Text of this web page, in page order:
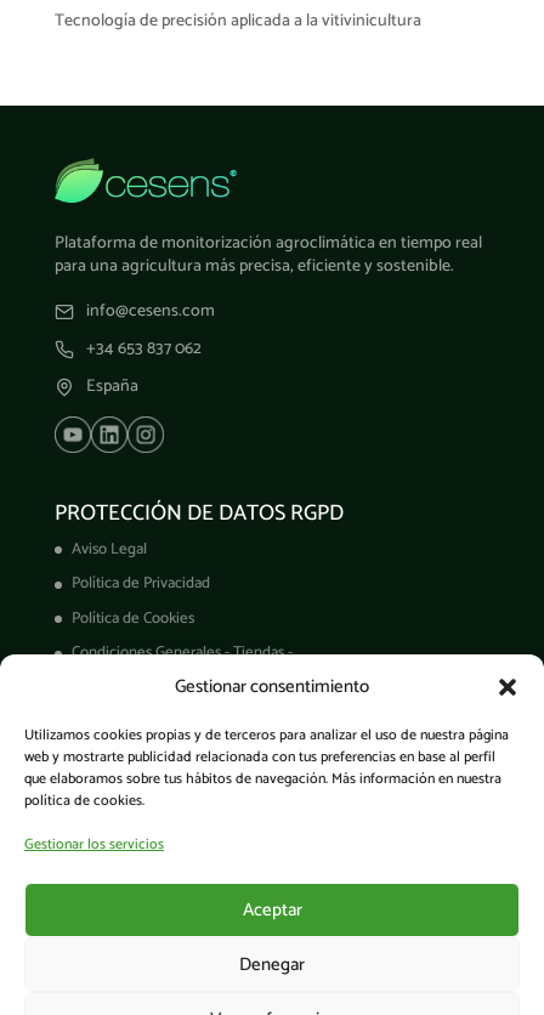
Gestionar consentimiento
Utilizamos cookies propias y de terceros para analizar el uso de nuestra página
web y mostrarte publicidad relacionada con tus preferencias en base al perfil
que elaboramos sobre tus hábitos de navegación. Más información en nuestra
política de cookies.
Gestionar los servicios
Aceptar
Denegar
Tecnología de precisión aplicada a la vitivinicultura
Plataforma de monitorización agroclimática en tiempo real
para una agricultura más precisa, eficiente y sostenible.
info@cesens.com
+34 653 837 062
España
PROTECCIÓN DE DATOS RGPD
Aviso Legal
Política de Privacidad
Política de Cookies
Condiciones Generales - Tiendas -
Derechos ARCO
Condiciones de Venta
Garantía de productos